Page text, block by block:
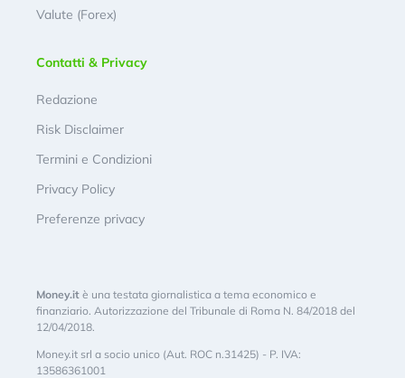
Valute (Forex)
Contatti & Privacy
Redazione
Risk Disclaimer
Termini e Condizioni
Privacy Policy
Preferenze privacy
Money.it è una testata giornalistica a tema economico e
finanziario. Autorizzazione del Tribunale di Roma N. 84/2018 del
12/04/2018.
Money.it srl a socio unico (Aut. ROC n.31425) - P. IVA:
13586361001